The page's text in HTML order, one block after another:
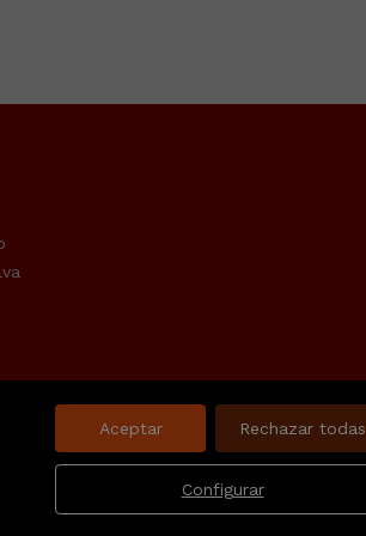
Aceptar Rechazar todas
Configurar